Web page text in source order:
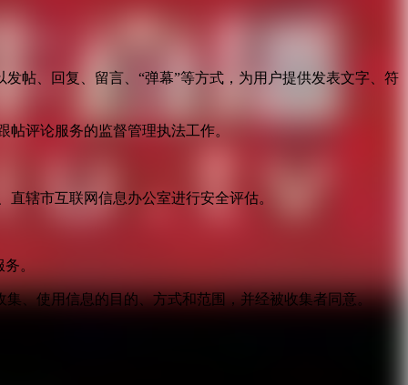
帖、回复、留言、“弹幕”等方式，为用户提供发表文字、符
评论服务的监督管理执法工作。
辖市互联网信息办公室进行安全评估。
。
、使用信息的目的、方式和范围，并经被收集者同意。